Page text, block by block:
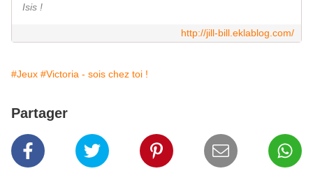
Isis !
http://jill-bill.eklablog.com/
#Jeux #Victoria - sois chez toi !
Partager